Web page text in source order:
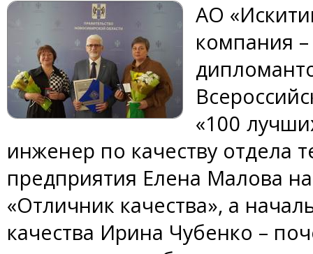
АО
компания
«100
инженер по качеству отдела
предприятия Елена Малова
«Отличник качества», а
качества Ирина Чубенко –